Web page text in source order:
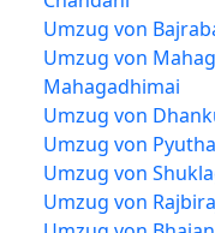
Umzug von
Umzug von
Mahagadhimai
Umzug von
Umzug von
Umzug von
Umzug von